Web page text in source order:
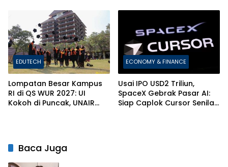
Jatim
EDUTECH
Lompatan Besar Kampus
RI di QS WUR 2027: UI
Kokoh di Puncak, UNAIR
ECONOMY & FINANCE
Usai IPO USD2 Triliun,
SpaceX Gebrak Pasar AI:
Siap Caplok Cursor Senilai
Baca Juga